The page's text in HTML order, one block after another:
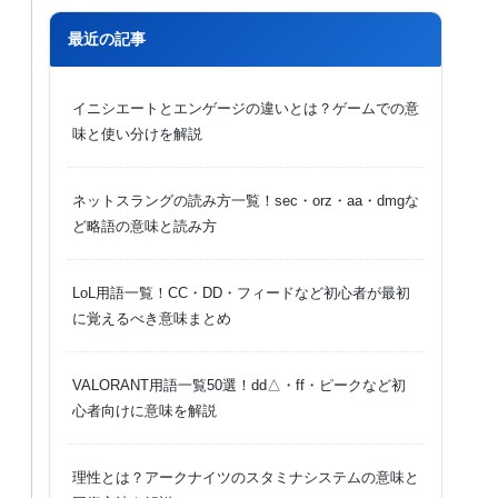
最近の記事
イニシエートとエンゲージの違いとは？ゲームでの意
味と使い分けを解説
ネットスラングの読み方一覧！sec・orz・aa・dmgな
ど略語の意味と読み方
LoL用語一覧！CC・DD・フィードなど初心者が最初
に覚えるべき意味まとめ
VALORANT用語一覧50選！dd△・ff・ピークなど初
心者向けに意味を解説
理性とは？アークナイツのスタミナシステムの意味と